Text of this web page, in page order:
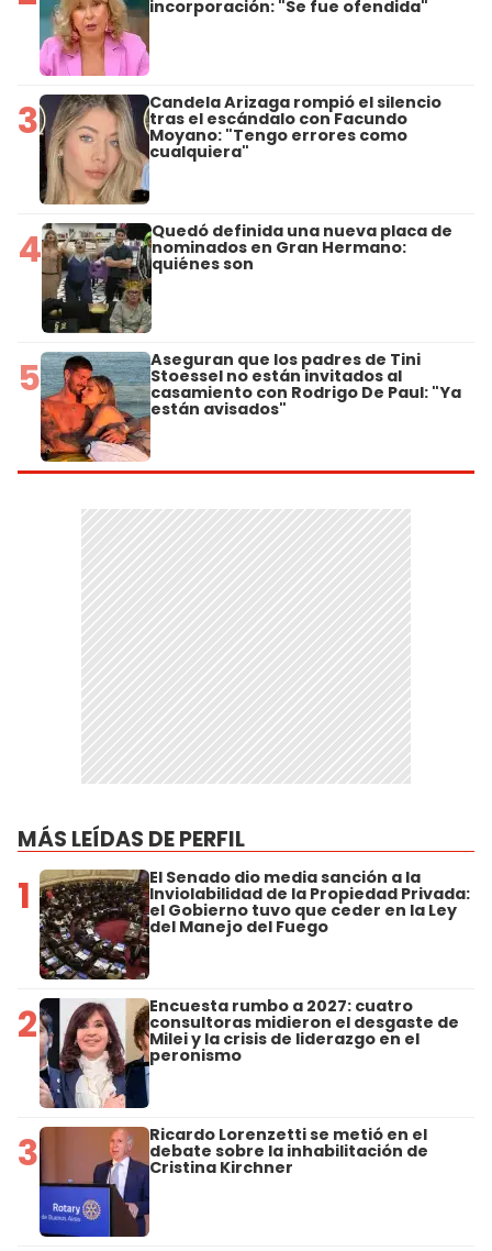
incorporación: "Se fue ofendida"
3 Candela Arizaga rompió el silencio
tras el escándalo con Facundo
Moyano: "Tengo errores como
cualquiera"
4 Quedó definida una nueva placa de
nominados en Gran Hermano:
quiénes son
5 Aseguran que los padres de Tini
Stoessel no están invitados al
casamiento con Rodrigo De Paul: "Ya
están avisados"
MÁS LEÍDAS DE PERFIL
1 El Senado dio media sanción a la
Inviolabilidad de la Propiedad Privada:
el Gobierno tuvo que ceder en la Ley
del Manejo del Fuego
2 Encuesta rumbo a 2027: cuatro
consultoras midieron el desgaste de
Milei y la crisis de liderazgo en el
peronismo
3 Ricardo Lorenzetti se metió en el
debate sobre la inhabilitación de
Cristina Kirchner